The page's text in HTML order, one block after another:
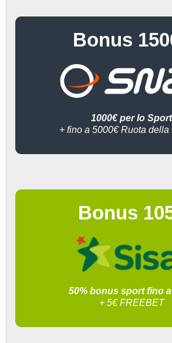
Bonus
1000€ per lo Sport
+ fino a 5000€ Ruota della
Bonus
50% bonus sport fino a
+ 5€ FREEBET